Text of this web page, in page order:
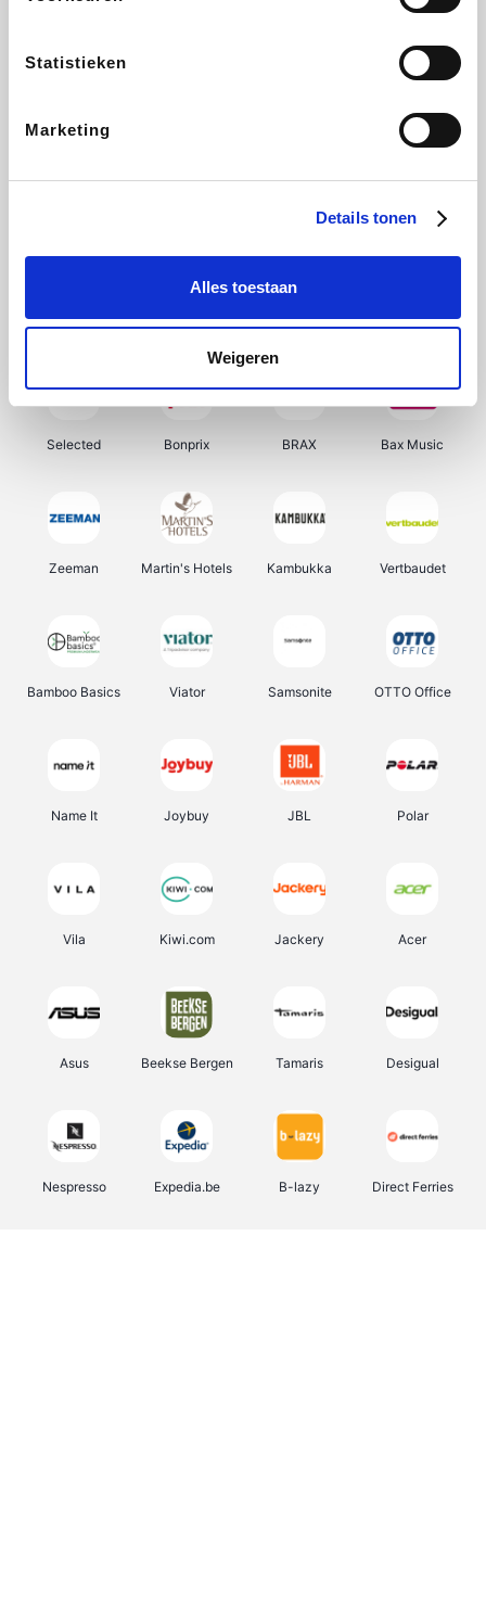
Statistieken
Marketing
Details tonen
Alles toestaan
Weigeren
CheapTickets.be DeubaXXL
Samsung Delonghi Tennis Point My Jewellery
Selected Bonprix BRAX Bax Music
Zeeman Martin's Hotels Kambukka Vertbaudet
Bamboo Basics Viator Samsonite OTTO Office
Name It Joybuy JBL Polar
Vila Kiwi.com Jackery Acer
Asus Beekse Bergen Tamaris Desigual
Nespresso Expedia.be B-lazy Direct Ferries